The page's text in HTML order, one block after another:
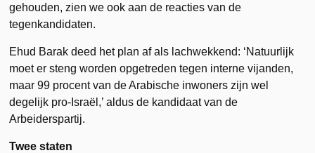
gehouden, zien we ook aan de reacties van de
tegenkandidaten.
Ehud Barak deed het plan af als lachwekkend: ‘Natuurlijk
moet er steng worden opgetreden tegen interne vijanden,
maar 99 procent van de Arabische inwoners zijn wel
degelijk pro-Israël,’ aldus de kandidaat van de
Arbeiderspartij.
Twee staten